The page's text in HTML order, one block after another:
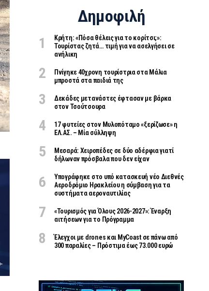
Δημοφιλή
Κρήτη: «Πόσα θέλεις για το κορίτσι;»:
Τουρίστας ζητά… τιμή για να ασελγήσει σε
ανήλικη
Πνίγηκε 40χρονη τουρίστρια στα Μάλια
μπροστά στα παιδιά της
Δεκάδες μετανάστες έφτασαν με βάρκα
στον Τσούτσουρα
17 φυτείες στον Μυλοπόταμο «ξερίζωσε» η
ΕΛ.ΑΣ. – Μία σύλληψη
Μεσαρά: Χειροπέδες σε δύο αδέρφια γιατί
δήλωναν πρόσβαλα που δεν είχαν
Υπογράφηκε στο υπό κατασκευή νέο Διεθνές
Αεροδρόμιο Ηρακλείου η σύμβαση για τα
συστήματα αεροναυτιλίας
«Τουρισμός για Όλους 2026-2027»: Έναρξη
αιτήσεων για το Πρόγραμμα
Έλεγχοι με drones και MyCoast σε πάνω από
300 παραλίες – Πρόστιμα έως 73.000 ευρώ